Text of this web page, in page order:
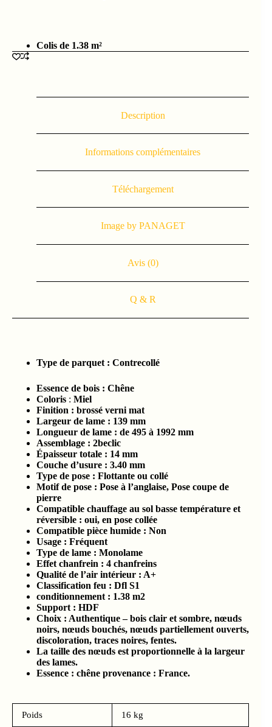
Colis de 1.38 m²
Description
Informations complémentaires
Téléchargement
Image by PANAGET
Avis (0)
Q & R
Type de parquet : Contrecollé
Essence de bois : Chêne
Coloris : Miel
Finition : brossé verni mat
Largeur de lame : 139 mm
Longueur de lame : de 495 à 1992 mm
Assemblage : 2beclic
Épaisseur totale : 14 mm
Couche d’usure : 3.40 mm
Type de pose : Flottante ou collé
Motif de pose : Pose à l’anglaise, Pose coupe de
pierre
Compatible chauffage au sol basse température et
réversible : oui, en pose collée
Compatible pièce humide : Non
Usage : Fréquent
Type de lame : Monolame
Effet chanfrein : 4 chanfreins
Qualité de l’air intérieur : A+
Classification feu : Dfl S1
conditionnement : 1.38 m2
Support : HDF
Choix : Authentique – bois clair et sombre, nœuds
noirs, nœuds bouchés, nœuds partiellement ouverts,
discoloration, traces noires, fentes.
La taille des nœuds est proportionnelle à la largeur
des lames.
Essence : chêne provenance : France.
Poids 16 kg